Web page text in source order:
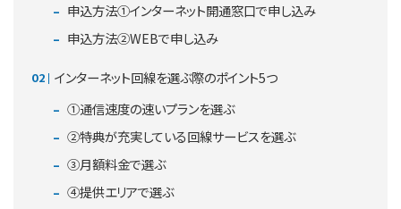
申込方法①インターネット開通窓口で申し込み
申込方法②WEBで申し込み
インターネット回線を選ぶ際のポイント5つ
①通信速度の速いプランを選ぶ
②特典が充実している回線サービスを選ぶ
③月額料金で選ぶ
④提供エリアで選ぶ